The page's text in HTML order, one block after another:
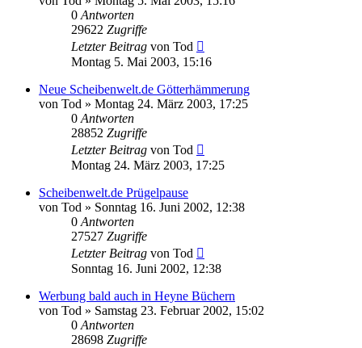
0 Antworten
29622 Zugriffe
Letzter Beitrag von Tod
Montag 5. Mai 2003, 15:16
Neue Scheibenwelt.de Götterhämmerung
von Tod » Montag 24. März 2003, 17:25
0 Antworten
28852 Zugriffe
Letzter Beitrag von Tod
Montag 24. März 2003, 17:25
Scheibenwelt.de Prügelpause
von Tod » Sonntag 16. Juni 2002, 12:38
0 Antworten
27527 Zugriffe
Letzter Beitrag von Tod
Sonntag 16. Juni 2002, 12:38
Werbung bald auch in Heyne Büchern
von Tod » Samstag 23. Februar 2002, 15:02
0 Antworten
28698 Zugriffe